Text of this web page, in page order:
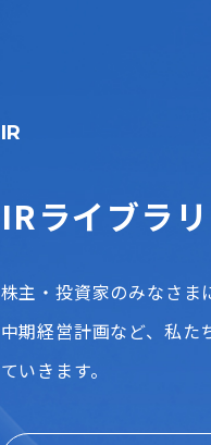
IR
IRライブラ
株主・投資家のみなさま
中期経営計画など、私た
ていきます。